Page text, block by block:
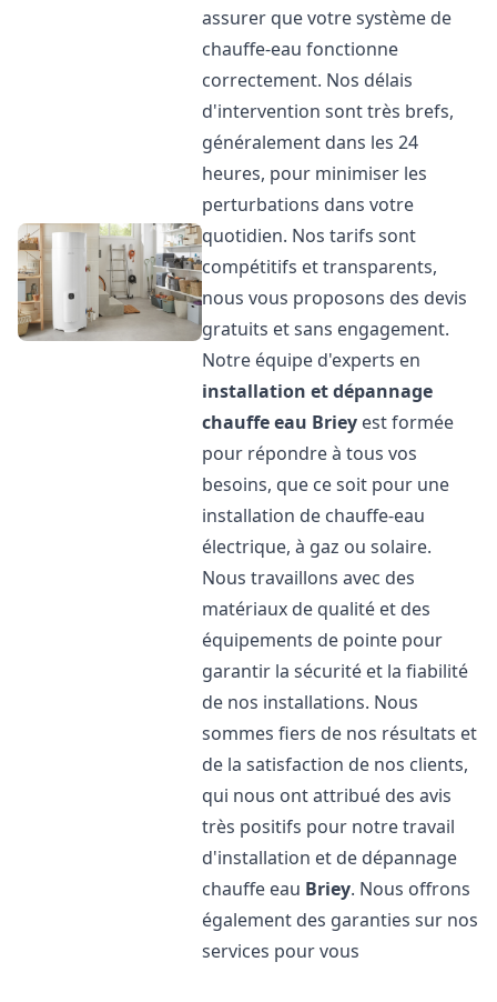
assurer que votre système de
chauffe-eau fonctionne
correctement. Nos délais
d'intervention sont très brefs,
généralement dans les 24
heures, pour minimiser les
perturbations dans votre
quotidien. Nos tarifs sont
compétitifs et transparents,
nous vous proposons des devis
gratuits et sans engagement.
Notre équipe d'experts en
installation et dépannage
chauffe eau Briey est formée
pour répondre à tous vos
besoins, que ce soit pour une
installation de chauffe-eau
électrique, à gaz ou solaire.
Nous travaillons avec des
matériaux de qualité et des
équipements de pointe pour
garantir la sécurité et la fiabilité
de nos installations. Nous
sommes fiers de nos résultats et
de la satisfaction de nos clients,
qui nous ont attribué des avis
très positifs pour notre travail
d'installation et de dépannage
chauffe eau Briey. Nous offrons
également des garanties sur nos
services pour vous